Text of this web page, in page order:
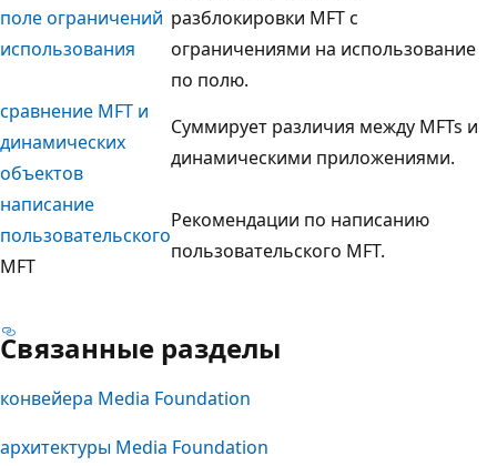
поле ограничений
использования
разблокировки MFT с
ограничениями на использование
по полю.
сравнение MFT и
динамических
объектов
Суммирует различия между MFTs и
динамическими приложениями.
написание
пользовательского
MFT
Рекомендации по написанию
пользовательского MFT.
Связанные разделы
конвейера Media Foundation
архитектуры Media Foundation